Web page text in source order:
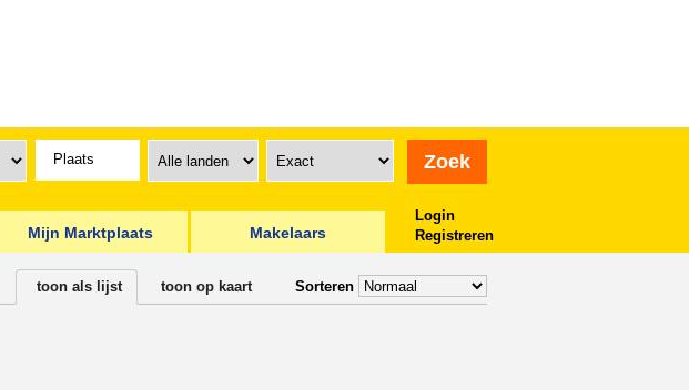
Mijn Marktplaats Makelaars
Login
Registreren
Sorteren
toon als lijst toon op kaart